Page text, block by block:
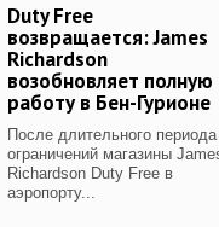
Duty Free
возвращается: James
Richardson
возобновляет полную
работу в Бен-Гурионе
После длительного периода
ограничений магазины
Richardson Duty Free в
аэропорту...